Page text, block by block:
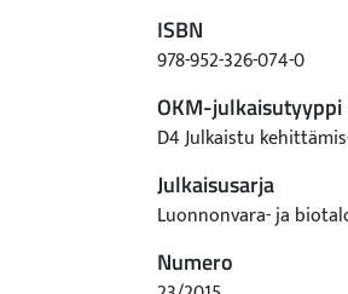
siirtokelpoista alkiota
tuotettiin 3 700
kerätyistä
kaupallisen naudan
siirtymässä OPU‐IVP
Yhteispohjoismaisen
ollaan aloittamassa
Luonnonvarakeskus
ISBN
978-952-326-074-0
OKM-julkaisutyyppi
D4 Julkaistu
Julkaisusarja
Luonnonvara- ja
Numero